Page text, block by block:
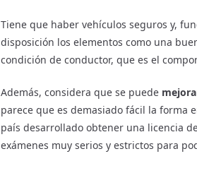
Tiene que haber vehículos seguros y,
disposición los elementos como una
condición de conductor, que es el
Además, considera que se puede
parece que es demasiado fácil la forma
país desarrollado obtener una licencia
exámenes muy serios y estrictos para